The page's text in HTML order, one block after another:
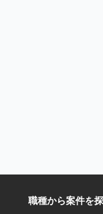
職種から案件を